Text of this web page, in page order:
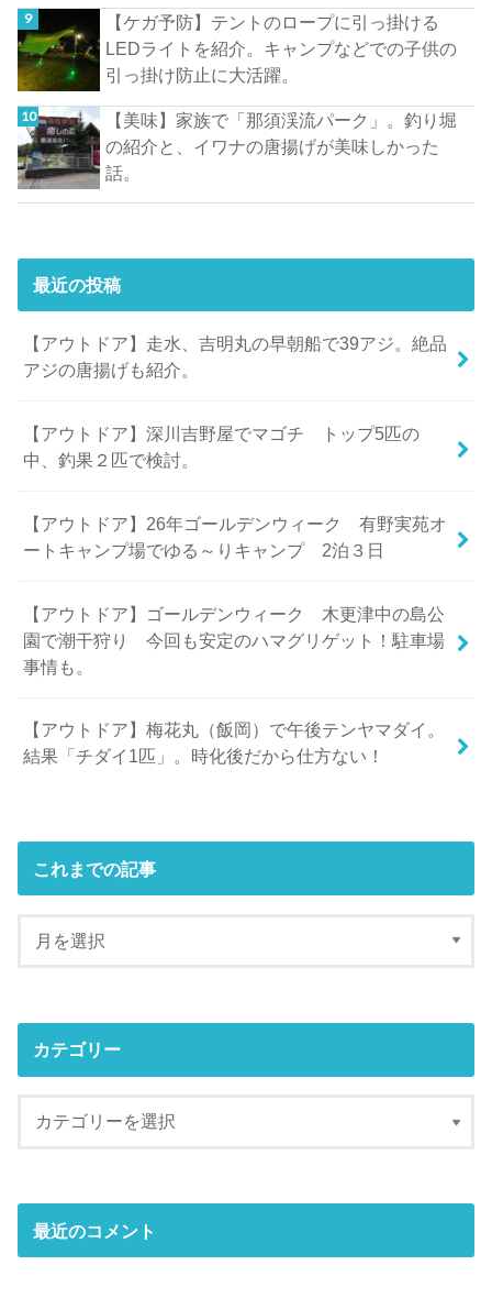
【ケガ予防】テントのロープに引っ掛ける
LEDライトを紹介。キャンプなどでの子供の
引っ掛け防止に大活躍。
【美味】家族で「那須渓流パーク」。釣り堀
の紹介と、イワナの唐揚げが美味しかった
話。
最近の投稿
【アウトドア】走水、吉明丸の早朝船で39アジ。絶品
アジの唐揚げも紹介。
【アウトドア】深川吉野屋でマゴチ トップ5匹の
中、釣果２匹で検討。
【アウトドア】26年ゴールデンウィーク 有野実苑オ
ートキャンプ場でゆる～りキャンプ 2泊３日
【アウトドア】ゴールデンウィーク 木更津中の島公
園で潮干狩り 今回も安定のハマグリゲット！駐車場
事情も。
【アウトドア】梅花丸（飯岡）で午後テンヤマダイ。
結果「チダイ1匹」。時化後だから仕方ない！
これまでの記事
カテゴリー
最近のコメント